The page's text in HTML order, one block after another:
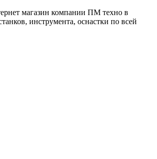
магазин компании ПМ техно в
инструмента, оснастки по всей